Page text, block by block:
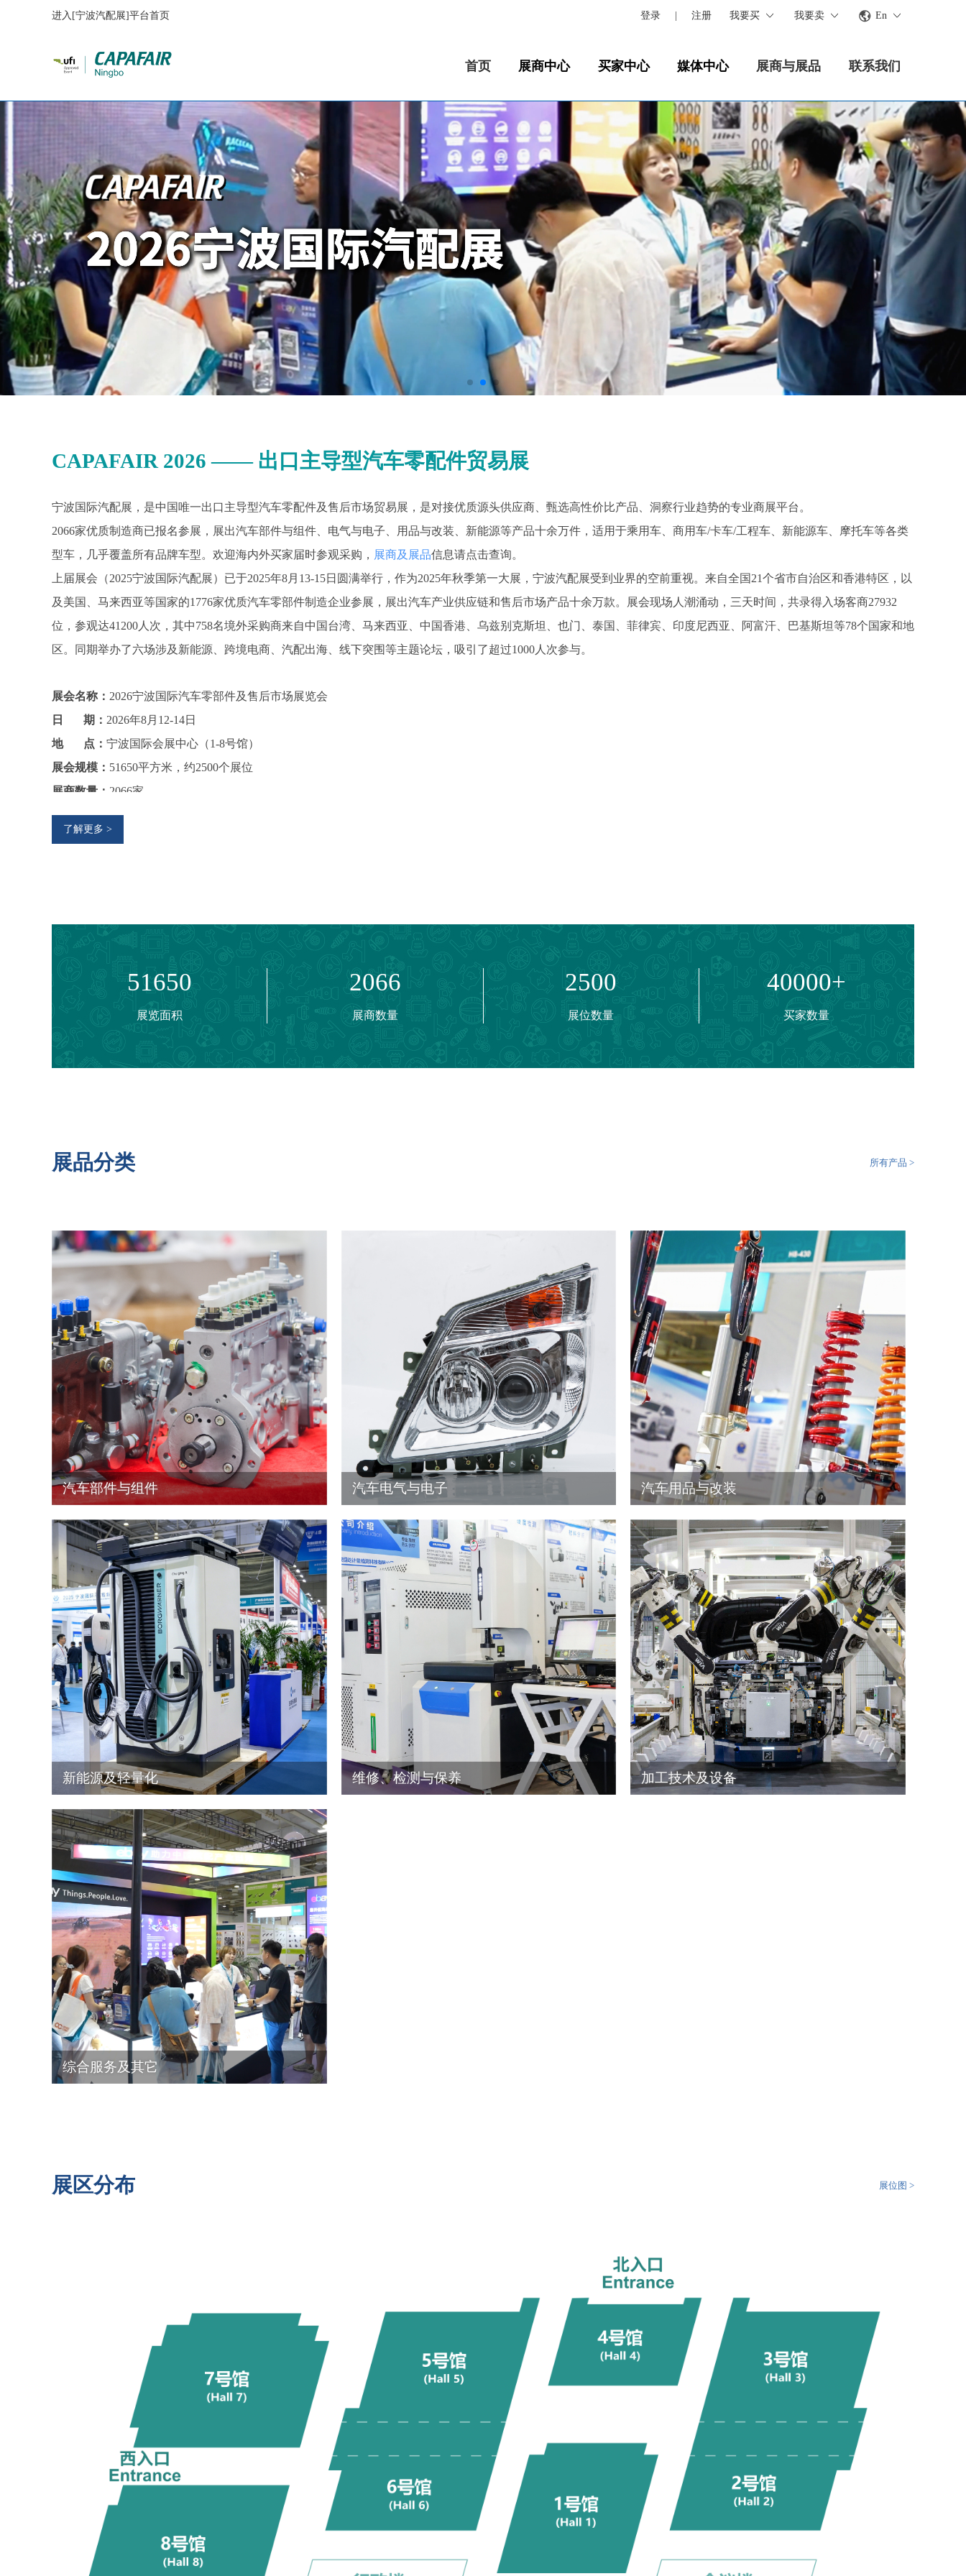
进入[宁波汽配展]平台首页 登录 注册 我要买 我要卖 En
首页 展商中心 买家中心 媒体中心 展商与展品 联系我们
CAPAFAIR 2026 —— 出口主导型汽车零配件贸易展
宁波国际汽配展，是中国唯一出口主导型汽车零配件及售后市场贸易展，是对接优质源头供应商、甄选高性价比产品、洞察行业趋势的专业商展平台。
2066家优质制造商已报名参展，展出汽车部件与组件、电气与电子、用品与改装、新能源等产品十余万件，适用于乘用车、商用车/卡车/工程车、新能源车、摩托车等各类
型车，几乎覆盖所有品牌车型。欢迎海内外买家届时参观采购， 展商及展品信息请点击查询。
上届展会（2025宁波国际汽配展）已于2025年8月13-15日圆满举行，作为2025年秋季第一大展，宁波汽配展受到业界的空前重视。来自全国21个省市自治区和香港特区，以
及美国、马来西亚等国家的1776家优质汽车零部件制造企业参展，展出汽车产业供应链和售后市场产品十余万款。展会现场人潮涌动，三天时间，共录得入场客商27932
位，参观达41200人次，其中758名境外采购商来自中国台湾、马来西亚、中国香港、乌兹别克斯坦、也门、泰国、菲律宾、印度尼西亚、阿富汗、巴基斯坦等78个国家和地
区。同期举办了六场涉及新能源、跨境电商、汽配出海、线下突围等主题论坛，吸引了超过1000人次参与。
展会名称： 2026宁波国际汽车零部件及售后市场展览会
日       期： 2026年8月12-14日
地       点： 宁波国际会展中心（1-8号馆）
展会规模： 51650平方米，约2500个展位
展商数量： 2066家
买家类别：出口：境外买家、外贸公司(进出口公司)、境外采购代理、跨境电商等
展品范围：
汽车部件与组件：发动机系统、车身系统、易损件、标准件、空调系统、底盘系统、制动系统
汽车电气与电子：车用电子产品、车辆照明、驱动电机系统
汽车用品与改装：内外饰用品、美容/养护、安全用品、改装件、汽保工具、油品、轮胎/轮毂等
新能源及轻量化：汽车电池、充电设施、电控系统、热管理系统，汽车轻量化产品及技术、设备
维修、检测与保养：维修车间设备、维修工具、车辆诊断设备及服务、汽车清洗设备及服务、汽车养护、汽车美容及翻新、汽车喷漆防腐
指导单位： 中国国际贸易促进委员会宁波市委员会
宁波市新能源汽车研究会
主办单位： 宁波东方港湾国际展览有限公司
宁波市汽车零部件产业协会
承办单位： 宁波东方港湾国际展览有限公司
宁波中博国际展览有限公司
支持单位： 宁波市鄞州汽车零部件国际商会
慈溪市汽车零部件行业协会
宁海县汽车零部件协会
瑞安市汽车摩托车配件行业协会
商事法律咨询和纠纷调解服务：
中国国际贸易促进委员会宁波调解中心
了解更多 >
51650
展览面积
2066
展商数量
2500
展位数量
40000+
买家数量
展品分类 所有产品 >
汽车部件与组件 汽车电气与电子 汽车用品与改装
新能源及轻量化 维修、检测与保养 加工技术及设备
综合服务及其它
展区分布 展位图 >